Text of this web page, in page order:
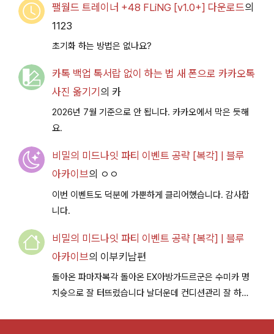
팰월드 트레이너 +48 FLiNG [v1.0+] 다운로드의
1123
초기화 하는 방법은 없나요?
카톡 백업 톡서랍 없이 하는 법 새 폰으로 카카오톡
사진 옮기기 의 카
2026년 7월 기준으로 안 됩니다. 카카오에서 막은 듯해
요.
비밀의 미드나잇 파티 이벤트 공략 [복각] | 블루
아카이브의 ㅇㅇ
이번 이벤트도 덕분에 가뿐하게 클리어했습니다. 감사합
니다.
비밀의 미드나잇 파티 이벤트 공략 [복각] | 블루
아카이브의 이부키남편
돌아온 파마자복각 돌아온 EX아방가드르군은 수미카 명
치슛으로 잘 터뜨렸습니다 날더운데 컨디션관리 잘 하시